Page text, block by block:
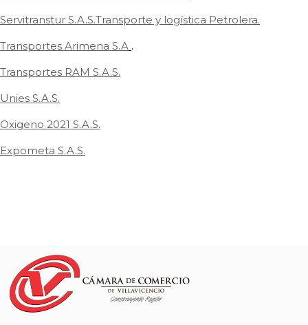
Servitranstur S.A.S.Transporte y logística Petrolera.
Transportes Arimena S.A .
Transportes RAM S.A.S.
Unies S.A.S.
Oxigeno 2021 S.A.S.
Expometa S.A.S.